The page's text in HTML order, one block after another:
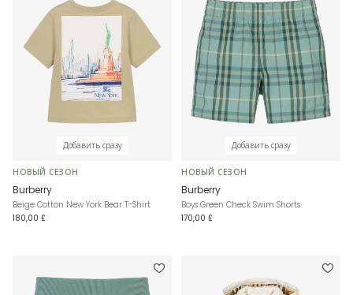
Добавить сразу
НОВЫЙ СЕЗОН
Burberry
Beige Cotton New York Bear T-Shirt
180,00 £
Добавить сразу
НОВЫЙ СЕЗОН
Burberry
Boys Green Check Swim Shorts
170,00 £